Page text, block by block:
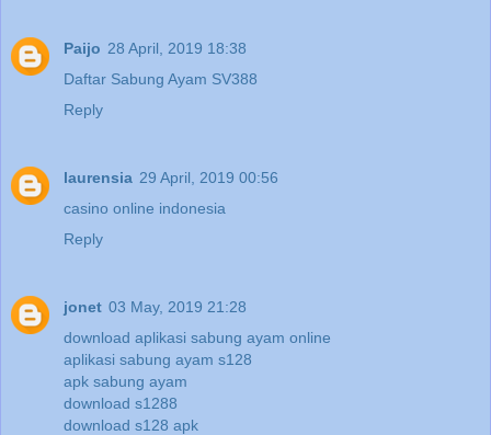
Paijo 28 April, 2019 18:38
Daftar Sabung Ayam SV388
Reply
laurensia 29 April, 2019 00:56
casino online indonesia
Reply
jonet 03 May, 2019 21:28
download aplikasi sabung ayam online
aplikasi sabung ayam s128
apk sabung ayam
download s1288
download s128 apk